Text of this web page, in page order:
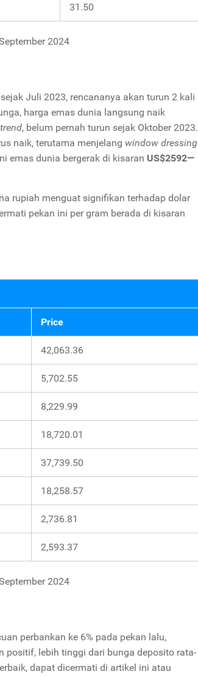
31.50
2024
Juli 2023, rencananya akan turun 2 kali
harga emas dunia langsung naik
, belum pernah turun sejak Oktober 2023.
naik, terutama menjelang window dressing
emas dunia bergerak di kisaran US$2592—
rupiah menguat signifikan terhadap dolar
pekan ini per gram berada di kisaran
Price
42,063.36
5,702.55
8,229.99
18,720.01
37,739.50
18,258.57
2,736.81
2,593.37
2024
perbankan ke 6% pada pekan lalu,
positif, lebih tinggi dari bunga deposito rata-
dapat dicermati di artikel ini atau